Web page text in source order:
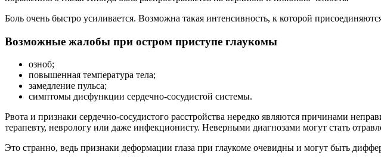
Боль очень быстро усиливается. Возможна такая интенсивность, к которой
Возможные жалобы при остром приступе глаукомы
озноб;
повышенная температура тела;
замедление пульса;
симптомы дисфункции сердечно-сосудистой системы.
Рвота и признаки сердечно-сосудистого расстройства нередко являются причинами
терапевту, неврологу или даже инфекционисту. Неверными диагнозами могут стать
Это странно, ведь признаки деформации глаза при глаукоме очевидны и могут быть